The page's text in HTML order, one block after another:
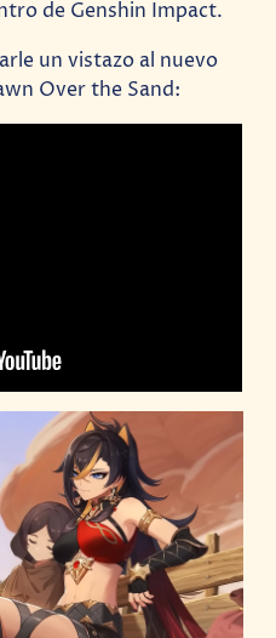
de Genshin Impact.
un vistazo al nuevo
Over the Sand: